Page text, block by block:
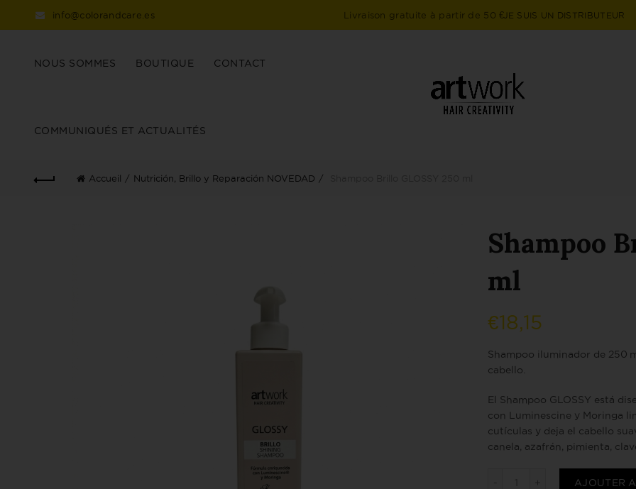
info@colorandcare.es Livraison gratuite à partir de 50 €JE SUIS UN DISTRIBUTEUR
NOUS SOMMES BOUTIQUE CONTACT
COMMUNIQUÉS ET ACTUALITÉS
Accueil Nutrición, Brillo y Reparación NOVEDAD
Shampoo
ml
€18,15
Shampoo iluminador de 250
cabello.
El Shampoo GLOSSY está
con Luminescine y Moringa
cutículas y deja el cabello
canela, azafrán, pimienta,
quantité de Shampoo
AJOUTER